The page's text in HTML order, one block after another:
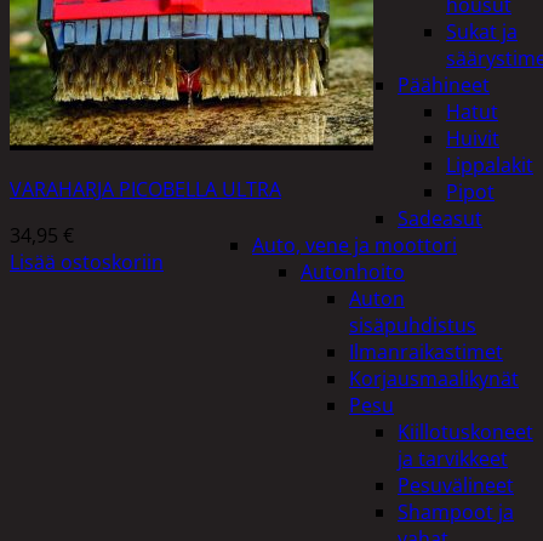
Sukat ja
Päähineet
Hatut
Huivit
Lippalakit
Pipot
Sadeasut
Auto, vene ja moottori
Autonhoito
Auton
sisäpuhdistus
Ilmanraikastimet
Korjausmaalikynät
Pesu
Kiillotuskoneet
ja tarvikkeet
Pesuvälineet
Shampoot ja
VARAHARJA PICOBELLA ULTRA
34,95 €
Lisää ostoskoriin